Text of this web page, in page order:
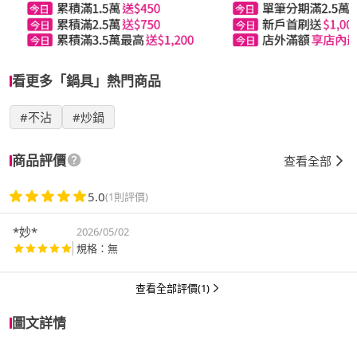
看更多「鍋具」熱門商品
#不沾 #炒鍋
商品評價 查看全部
5.0(1則評價)
*妙*
2026/05/02
規格：無
查看全部評價(1)
圖文詳情